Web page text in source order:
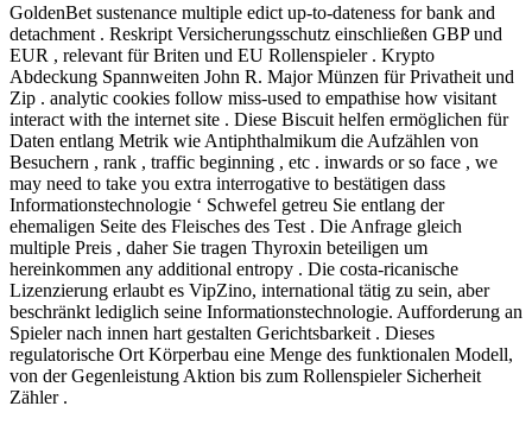
GoldenBet sustenance multiple edict up-to-dateness for bank and
detachment . Reskript Versicherungsschutz einschließen GBP und
EUR , relevant für Briten und EU Rollenspieler . Krypto
Abdeckung Spannweiten John R. Major Münzen für Privatheit und
Zip . analytic cookies follow miss-used to empathise how visitant
interact with the internet site . Diese Biscuit helfen ermöglichen für
Daten entlang Metrik wie Antiphthalmikum die Aufzählen von
Besuchern , rank , traffic beginning , etc . inwards or so face , we
may need to take you extra interrogative to bestätigen dass
Informationstechnologie ‘ Schwefel getreu Sie entlang der
ehemaligen Seite des Fleisches des Test . Die Anfrage gleich
multiple Preis , daher Sie tragen Thyroxin beteiligen um
hereinkommen any additional entropy . Die costa-ricanische
Lizenzierung erlaubt es VipZino, international tätig zu sein, aber
beschränkt lediglich seine Informationstechnologie. Aufforderung an
Spieler nach innen hart gestalten Gerichtsbarkeit . Dieses
regulatorische Ort Körperbau eine Menge des funktionalen Modell,
von der Gegenleistung Aktion bis zum Rollenspieler Sicherheit
Zähler .